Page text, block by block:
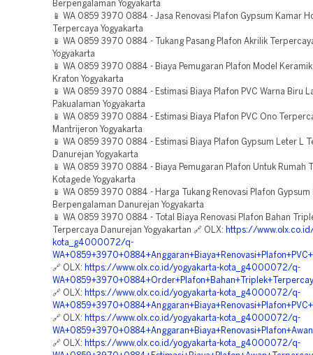
Berpengalaman Yogyakarta
📱 WA 0859 3970 0884 - Jasa Renovasi Plafon Gypsum Kamar
Terpercaya Yogyakarta
📱 WA 0859 3970 0884 - Tukang Pasang Plafon Akrilik
Yogyakarta
📱 WA 0859 3970 0884 - Biaya Pemugaran Plafon Model
Kraton Yogyakarta
📱 WA 0859 3970 0884 - Estimasi Biaya Plafon PVC Warna Biru
Pakualaman Yogyakarta
📱 WA 0859 3970 0884 - Estimasi Biaya Plafon PVC Ono
Mantrijeron Yogyakarta
📱 WA 0859 3970 0884 - Estimasi Biaya Plafon Gypsum Leter L
Danurejan Yogyakarta
📱 WA 0859 3970 0884 - Biaya Pemugaran Plafon Untuk Rumah
Kotagede Yogyakarta
📱 WA 0859 3970 0884 - Harga Tukang Renovasi Plafon Gypsum
Berpengalaman Danurejan Yogyakarta
📱 WA 0859 3970 0884 - Total Biaya Renovasi Plafon Bahan
Terpercaya Danurejan Yogyakartan 🔗 OLX: https://
kota_g4000072/q-
🔗 OLX: https://www.olx.co.id/yogyakarta-kota_g4000072/q-
🔗 OLX: https://www.olx.co.id/yogyakarta-kota_g4000072/q-
🔗 OLX: https://www.olx.co.id/yogyakarta-kota_g4000072/q-
🔗 OLX: https://www.olx.co.id/yogyakarta-kota_g4000072/q-